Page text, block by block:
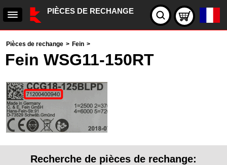
PIÈCES DE RECHANGE
Pièces de rechange > Fein >
Fein WSG11-150RT
Recherche de pièces de rechange: